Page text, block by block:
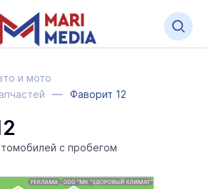
и мото
Фаворит 12
с пробегом